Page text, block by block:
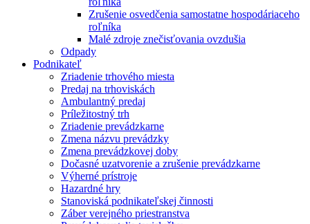
Zrušenie osvedčenia samostatne hospodáriaceho
roľníka
Malé zdroje znečisťovania ovzdušia
Odpady
Podnikateľ
Zriadenie trhového miesta
Predaj na trhoviskách
Ambulantný predaj
Príležitostný trh
Zriadenie prevádzkarne
Zmena názvu prevádzky
Zmena prevádzkovej doby
Dočasné uzatvorenie a zrušenie prevádzkarne
Výherné prístroje
Hazardné hry
Stanoviská podnikateľskej činnosti
Záber verejného priestranstva